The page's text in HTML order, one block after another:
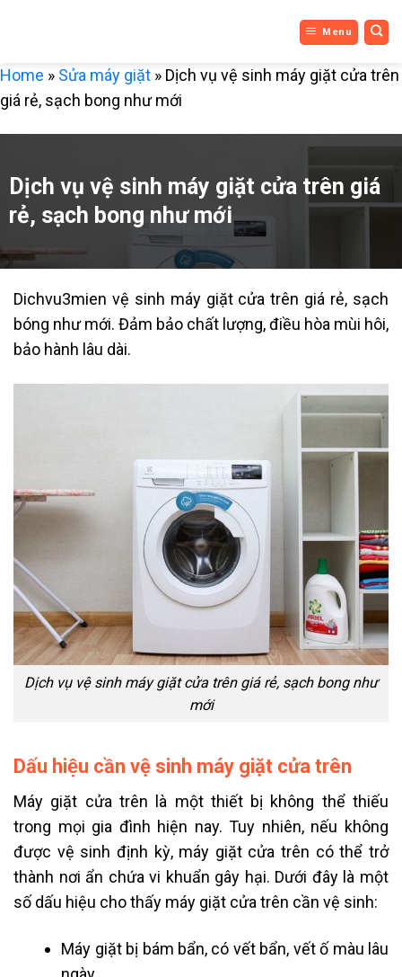
Menu
Home » Sửa máy giặt » Dịch vụ vệ sinh máy giặt cửa trên
giá rẻ, sạch bong như mới
Dịch vụ vệ sinh máy giặt cửa trên giá
rẻ, sạch bong như mới
Dichvu3mien vệ sinh máy giặt cửa trên giá rẻ, sạch
bóng như mới. Đảm bảo chất lượng, điều hòa mùi hôi,
bảo hành lâu dài.
Dịch vụ vệ sinh máy giặt cửa trên giá rẻ, sạch bong như
mới
Dấu hiệu cần vệ sinh máy giặt cửa trên
Máy giặt cửa trên là một thiết bị không thể thiếu
trong mọi gia đình hiện nay. Tuy nhiên, nếu không
được vệ sinh định kỳ, máy giặt cửa trên có thể trở
thành nơi ẩn chứa vi khuẩn gây hại. Dưới đây là một
số dấu hiệu cho thấy máy giặt cửa trên cần vệ sinh:
Máy giặt bị bám bẩn, có vết bẩn, vết ố màu lâu